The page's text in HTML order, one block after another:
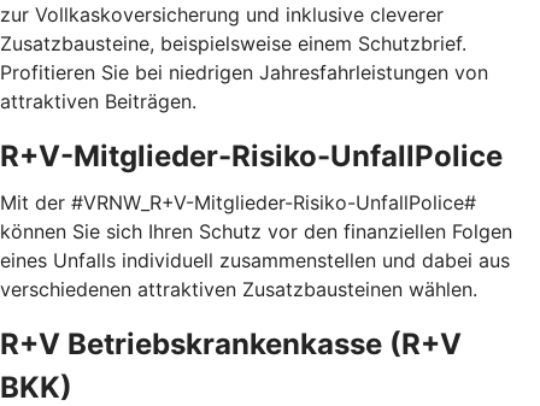
zur Vollkaskoversicherung und inklusive cleverer
Zusatzbausteine, beispielsweise einem Schutzbrief.
Profitieren Sie bei niedrigen Jahresfahrleistungen von
attraktiven Beiträgen.
R+V-Mitglieder-Risiko-UnfallPolice
Mit der #VRNW_R+V-Mitglieder-Risiko-UnfallPolice#
können Sie sich Ihren Schutz vor den finanziellen Folgen
eines Unfalls individuell zusammenstellen und dabei aus
verschiedenen attraktiven Zusatzbausteinen wählen.
R+V Betriebskrankenkasse (R+V
BKK)